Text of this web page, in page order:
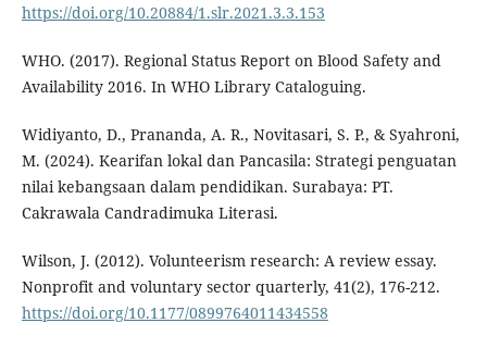
https://doi.org/10.20884/1.slr.2021.3.3.153
WHO. (2017). Regional Status Report on Blood Safety and
Availability 2016. In WHO Library Cataloguing.
Widiyanto, D., Prananda, A. R., Novitasari, S. P., & Syahroni,
M. (2024). Kearifan lokal dan Pancasila: Strategi penguatan
nilai kebangsaan dalam pendidikan. Surabaya: PT.
Cakrawala Candradimuka Literasi.
Wilson, J. (2012). Volunteerism research: A review essay.
Nonprofit and voluntary sector quarterly, 41(2), 176-212.
https://doi.org/10.1177/0899764011434558